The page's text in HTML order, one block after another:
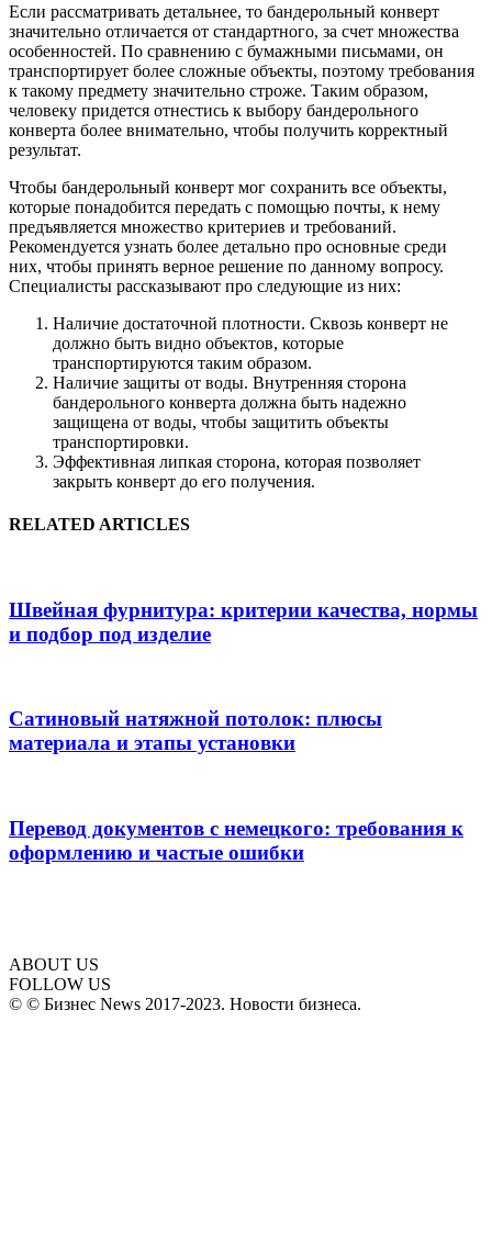
Если рассматривать детальнее, то бандерольный конверт
значительно отличается от стандартного, за счет множества
особенностей. По сравнению с бумажными письмами, он
транспортирует более сложные объекты, поэтому требования
к такому предмету значительно строже. Таким образом,
человеку придется отнестись к выбору бандерольного
конверта более внимательно, чтобы получить корректный
результат.
Чтобы бандерольный конверт мог сохранить все объекты,
которые понадобится передать с помощью почты, к нему
предъявляется множество критериев и требований.
Рекомендуется узнать более детально про основные среди
них, чтобы принять верное решение по данному вопросу.
Специалисты рассказывают про следующие из них:
Наличие достаточной плотности. Сквозь конверт не
должно быть видно объектов, которые
транспортируются таким образом.
Наличие защиты от воды. Внутренняя сторона
бандерольного конверта должна быть надежно
защищена от воды, чтобы защитить объекты
транспортировки.
Эффективная липкая сторона, которая позволяет
закрыть конверт до его получения.
RELATED ARTICLES
Швейная фурнитура: критерии качества, нормы
и подбор под изделие
Сатиновый натяжной потолок: плюсы
материала и этапы установки
Перевод документов с немецкого: требования к
оформлению и частые ошибки
ABOUT US
FOLLOW US
© © Бизнес News 2017-2023. Новости бизнеса.